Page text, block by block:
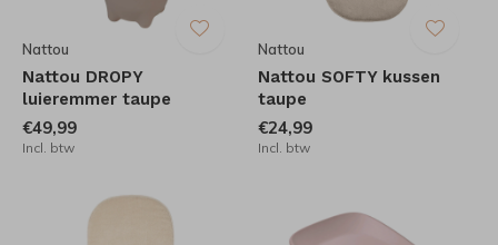
Nattou
Nattou DROPY
luieremmer taupe
€49,99
Incl. btw
Nattou
Nattou SOFTY kussen
taupe
€24,99
Incl. btw